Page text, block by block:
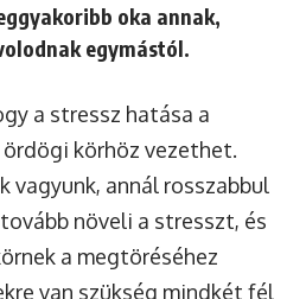
oka annak,
egymástól.
a stressz hatása a
körhöz vezethet.
vagyunk, annál rosszabbul
növeli a stresszt, és
a megtöréséhez
van szükség mindkét fél